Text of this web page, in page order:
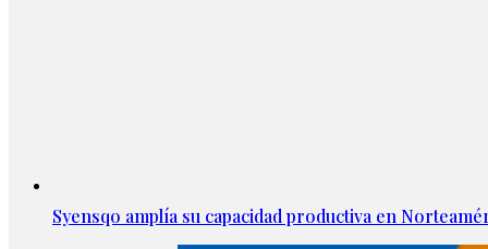
Syensqo amplía su capacidad productiva en